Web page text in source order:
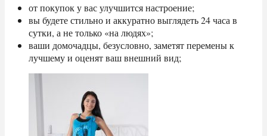
от покупок у вас улучшится настроение;
вы будете стильно и аккуратно выглядеть 24 часа в
сутки, а не только «на людях»;
ваши домочадцы, безусловно, заметят перемены к
лучшему и оценят ваш внешний вид;